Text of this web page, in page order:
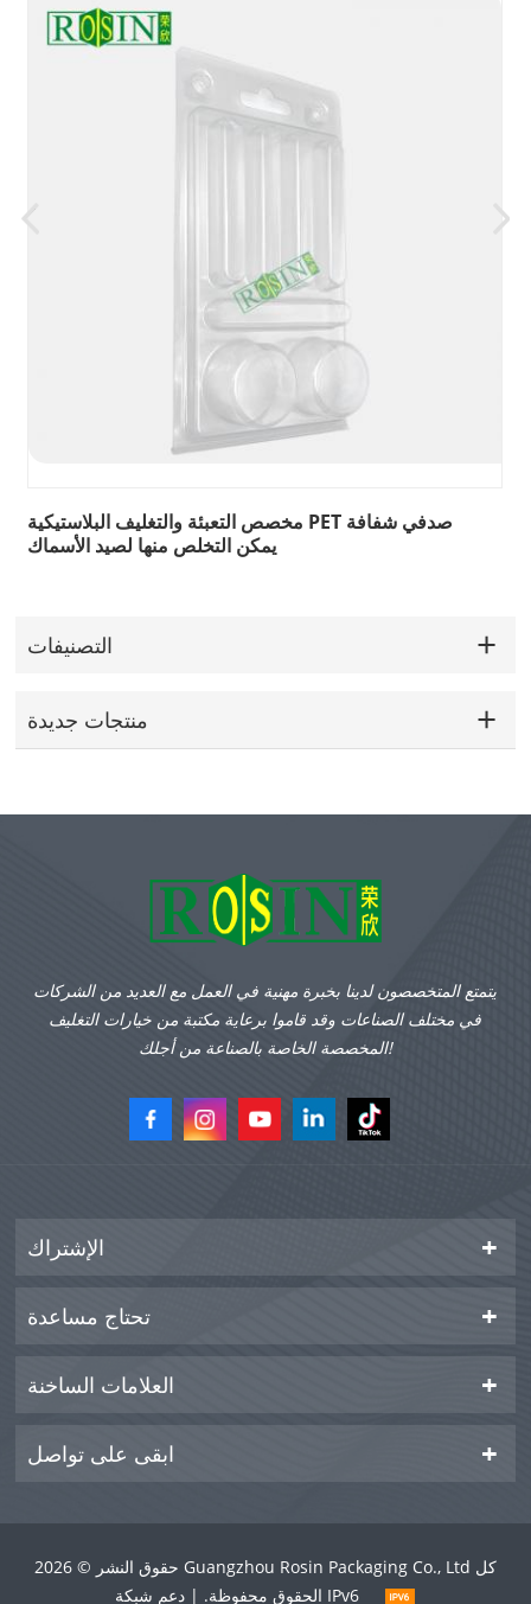
مخصص التعبئة والتغليف البلاستيكية PET صدفي شفافة
يمكن التخلص منها لصيد الأسماك
التصنيفات
منتجات جديدة
يتمتع المتخصصون لدينا بخبرة مهنية في العمل مع العديد من الشركات
في مختلف الصناعات وقد قاموا برعاية مكتبة من خيارات التغليف
المخصصة الخاصة بالصناعة من أجلك!
الإشتراك
تحتاج مساعدة
العلامات الساخنة
ابقى على تواصل
حقوق النشر © 2026 Guangzhou Rosin Packaging Co., Ltd كل
الحقوق محفوظة. | دعم شبكة IPv6